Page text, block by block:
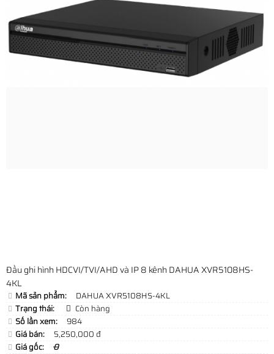
Đầu ghi hình HDCVI/TVI/AHD và IP 8 kênh DAHUA XVR5108HS-
4KL
Mã sản phẩm:
DAHUA XVR5108HS-4KL
Trạng thái:
Còn hàng
Số lần xem:
984
Giá bán:
5,250,000 đ
Giá gốc:
0